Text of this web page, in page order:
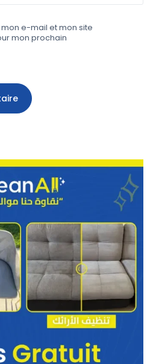
e-mail et mon site
mon prochain